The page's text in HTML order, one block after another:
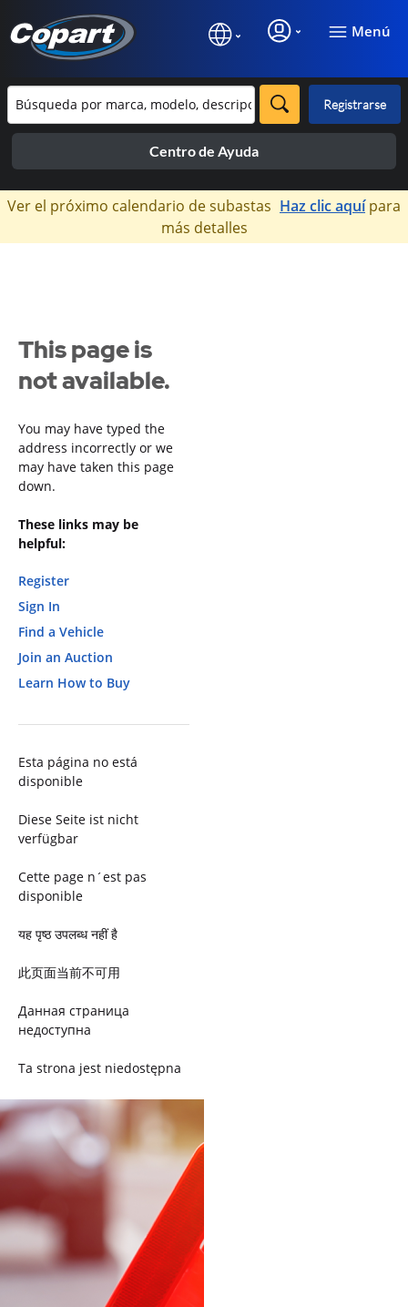
Menú
Registrarse
Centro de Ayuda
×
Ver el próximo calendario de subastas Haz clic aquípara
más detalles
This page is
not available.
You may have typed the
address incorrectly or we
may have taken this page
down.
These links may be
helpful:
Register
Sign In
Find a Vehicle
Join an Auction
Learn How to Buy
Esta página no está
disponible
Diese Seite ist nicht
verfügbar
Cette page n´est pas
disponible
यह पृष्ठ उपलब्ध नहीं है
此页面当前不可用
Данная страница
недоступна
Ta strona jest niedostępna
Trang này không có
Esta página não está
disponível
このページは現在利用できま
せん
Pagina non disponibile
هذه الصفحة غير متوفرة